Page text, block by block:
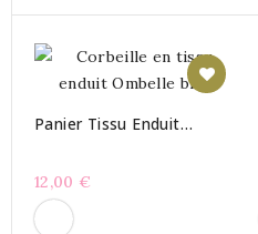
Panier Tissu Enduit
12,00 €